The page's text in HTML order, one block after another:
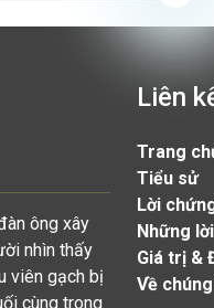
ông xây
nhìn thấy
viên gạch bị
cùng trong
Liên
Trang
Tiểu sử
Lời
Những
Giá trị &
Về